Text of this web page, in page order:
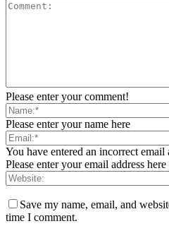
Please enter your comment!
Please enter your name here
You have entered an incorrect email
Please enter your email address here
Save my name, email, and
time I comment.